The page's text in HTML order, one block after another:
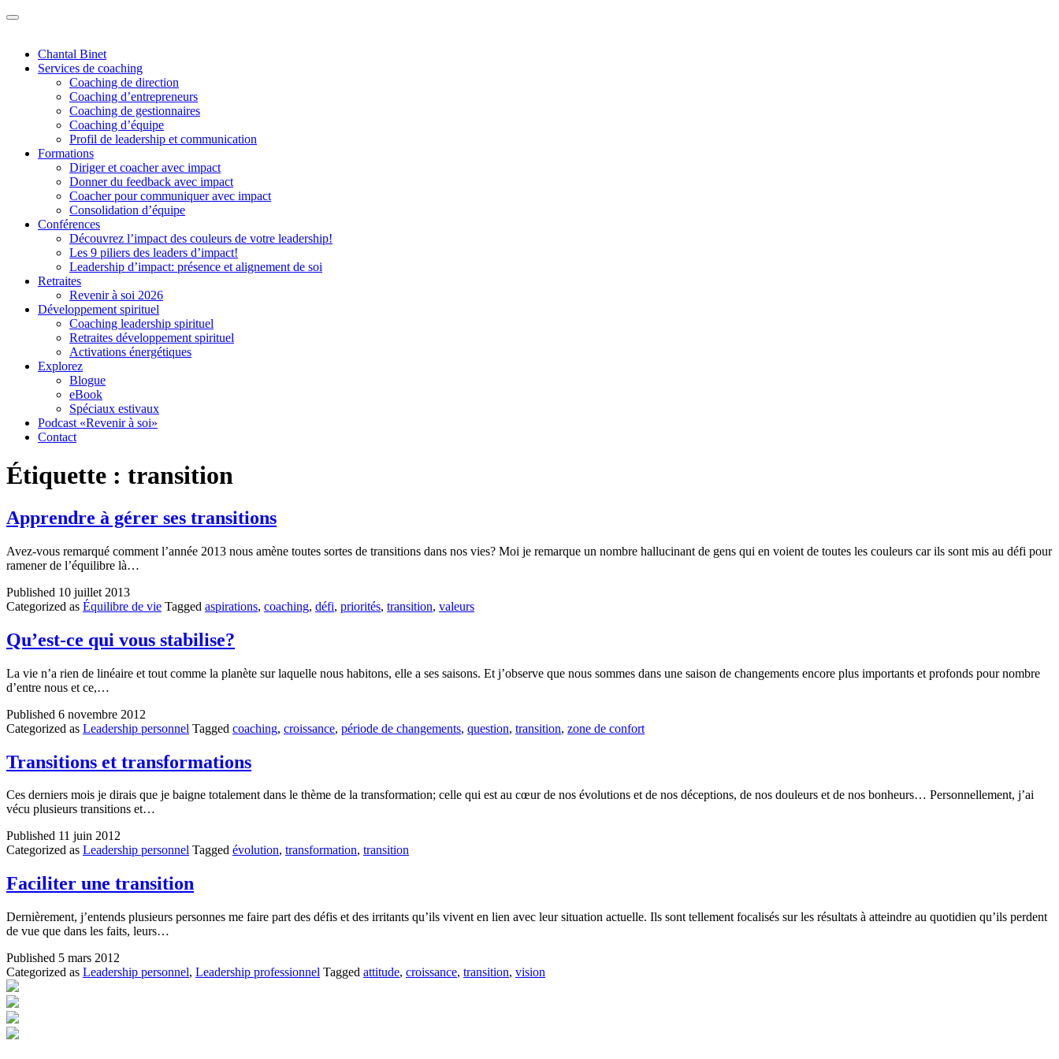
Chantal Binet
Services de coaching
Coaching de direction
Coaching d’entrepreneurs
Coaching de gestionnaires
Coaching d’équipe
Profil de leadership et communication
Formations
Diriger et coacher avec impact
Donner du feedback avec impact
Coacher pour communiquer avec impact
Consolidation d’équipe
Conférences
Découvrez l’impact des couleurs de votre leadership!
Les 9 piliers des leaders d’impact!
Leadership d’impact: présence et alignement de soi
Retraites
Revenir à soi 2026
Développement spirituel
Coaching leadership spirituel
Retraites développement spirituel
Activations énergétiques
Explorez
Blogue
eBook
Spéciaux estivaux
Podcast «Revenir à soi»
Contact
Étiquette : transition
Apprendre à gérer ses transitions
Avez-vous remarqué comment l’année 2013 nous amène toutes sortes de transitions dans nos vies? Moi je remarque un nombre hallucinant de gens qui en voient de toutes les couleurs car ils sont mis au défi pour
ramener de l’équilibre là…
Published 10 juillet 2013
Categorized as Équilibre de vie Tagged aspirations, coaching, défi, priorités, transition, valeurs
Qu’est-ce qui vous stabilise?
La vie n’a rien de linéaire et tout comme la planète sur laquelle nous habitons, elle a ses saisons. Et j’observe que nous sommes dans une saison de changements encore plus importants et profonds pour nombre
d’entre nous et ce,…
Published 6 novembre 2012
Categorized as Leadership personnel Tagged coaching, croissance, période de changements, question, transition, zone de confort
Transitions et transformations
Ces derniers mois je dirais que je baigne totalement dans le thème de la transformation; celle qui est au cœur de nos évolutions et de nos déceptions, de nos douleurs et de nos bonheurs… Personnellement, j’ai
vécu plusieurs transitions et…
Published 11 juin 2012
Categorized as Leadership personnel Tagged évolution, transformation, transition
Faciliter une transition
Dernièrement, j’entends plusieurs personnes me faire part des défis et des irritants qu’ils vivent en lien avec leur situation actuelle. Ils sont tellement focalisés sur les résultats à atteindre au quotidien qu’ils perdent
de vue que dans les faits, leurs…
Published 5 mars 2012
Categorized as Leadership personnel, Leadership professionnel Tagged attitude, croissance, transition, vision